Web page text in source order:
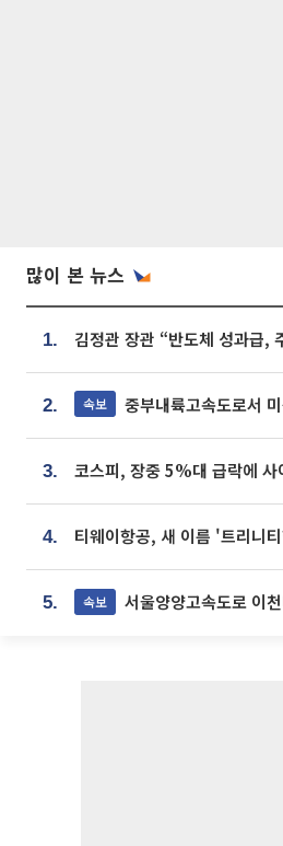
많이 본 뉴스
1.
2. 속보 중부내륙고속도로서
3.
4.
5. 속보 서울양양고속도로 이